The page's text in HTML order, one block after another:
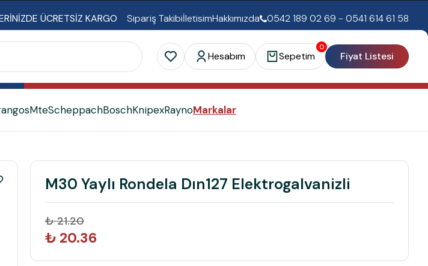
ÜCRETSİZ KARGO Sipariş TakibiİletisimHakkımızda 0542 189 02 69 - 0541 614 61 58
Hesabım
0
Sepetim Fiyat Listesi
MteScheppachBoschKnipexRaynoMarkalar
M30 Yaylı Rondela Dın127 Elektrogalvanizli
₺ 21.20
₺ 20.36